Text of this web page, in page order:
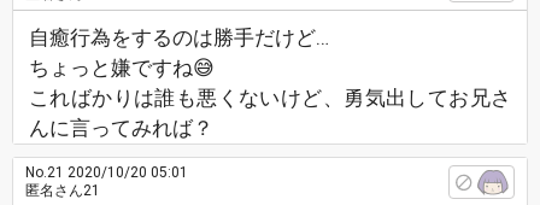
自癒行為をするのは勝手だけど…
ちょっと嫌ですね😅
こればかりは誰も悪くないけど、勇気出してお兄さ
んに言ってみれば？
No.21 2020/10/20 05:01
匿名さん21